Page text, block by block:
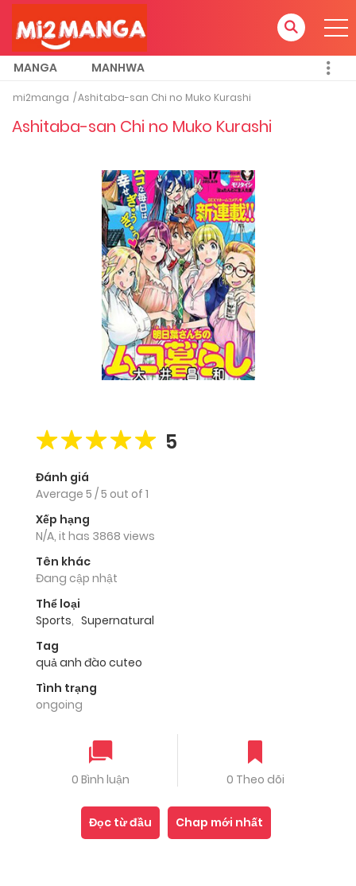
MANGA MANHWA
mi2manga Ashitaba-san Chi no Muko Kurashi
Ashitaba-san Chi no Muko Kurashi
5
Đánh giá
Average 5 /5 out of 1
Xếp hạng
N/A, it has 3868 views
Tên khác
Đang cập nhật
Thể loại
Sports, Supernatural
Tag
quả anh đào cuteo
Tình trạng
ongoing
0 Bình luận 0 Theo dõi
Đọc từ đầu Chap mới nhất